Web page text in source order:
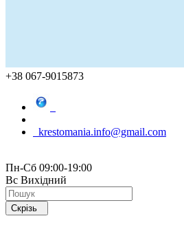
+38 067-9015873
krestomania.info@gmail.com
Пн-Сб 09:00-19:00
Вс Вихідний
Скрізь